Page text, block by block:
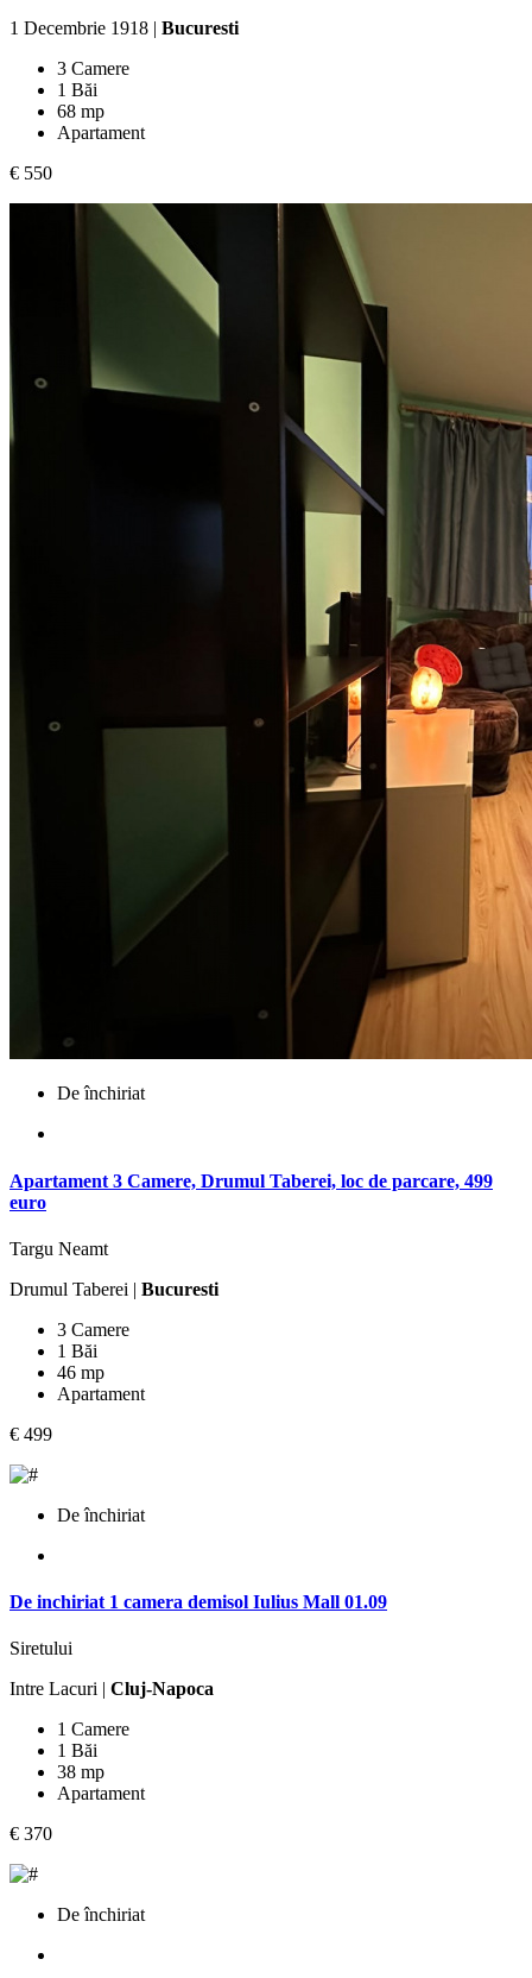
1 Decembrie 1918 | Bucuresti
3 Camere
1 Băi
68 mp
Apartament
€ 550
De închiriat
Apartament 3 Camere, Drumul Taberei, loc de parcare, 499
euro
Targu Neamt
Drumul Taberei | Bucuresti
3 Camere
1 Băi
46 mp
Apartament
€ 499
De închiriat
De inchiriat 1 camera demisol Iulius Mall 01.09
Siretului
Intre Lacuri | Cluj-Napoca
1 Camere
1 Băi
38 mp
Apartament
€ 370
De închiriat